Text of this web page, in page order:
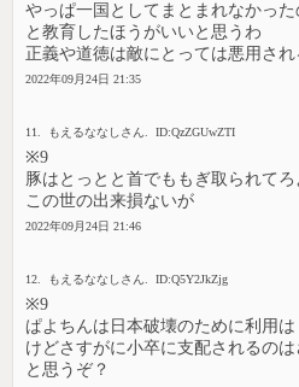
やっぱ一国としてまとまれなかっ
と教育したほうがいいと思うわ
正義や道徳は敵にとっては悪用さ
2022年09月24日 21:35
11. もえるななしさん. ID:QzZGUwZTI
※9
豚はとっとと首でももぎ取られてろ
この世の出来損ないが
2022年09月24日 21:46
12. もえるななしさん. ID:Q5Y2JkZjg
※9
ぱよちんは日本破壊のために利用
けどさすがに小卒に支配されるの
と思うぞ？